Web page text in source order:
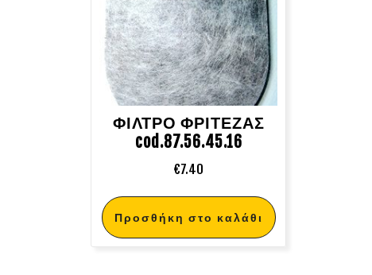
ΦΙΛΤΡΟ ΦΡΙΤΕΖΑΣ
cod.87.56.45.16
€7.40
Προσθήκη στο καλάθι